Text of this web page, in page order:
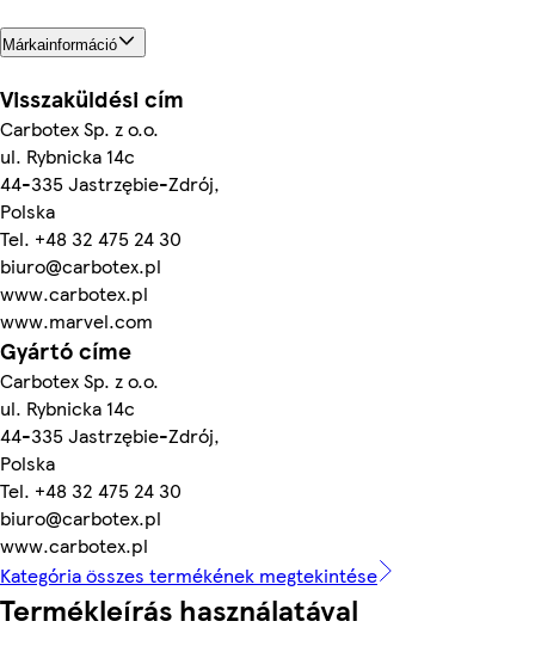
Márkainformáció
Visszaküldési cím
Carbotex Sp. z o.o.
ul. Rybnicka 14c
44-335 Jastrzębie-Zdrój,
Polska
Tel. +48 32 475 24 30
biuro@carbotex.pl
www.carbotex.pl
www.marvel.com
Gyártó címe
Carbotex Sp. z o.o.
ul. Rybnicka 14c
44-335 Jastrzębie-Zdrój,
Polska
Tel. +48 32 475 24 30
biuro@carbotex.pl
www.carbotex.pl
Kategória összes termékének megtekintése
Termékleírás használatával